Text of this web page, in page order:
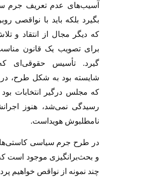
آسیب‌هاى عدم تعریف جرم
بگیرد بلکه باید با نواقصى
که دیگر مجال از انتقاد و
براى تصویب یک قانون
گیرد. تأسیس حقوقى‌اى
شایسته بود به شکل طرح،
که مجلس درگیر انتخابات
رسیدگى نمى‌شد، هنوز
نا‌مطلبوش هویداست.
در طرح جرم سیاسى
و بحث‌برانگیزى موجود است
چند نمونه از نواقص خواهیم